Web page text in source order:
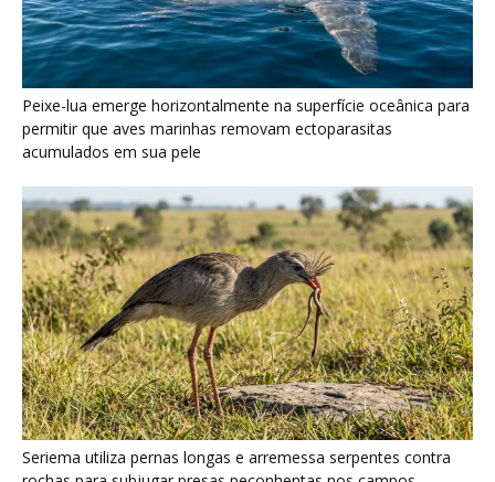
Seriema utiliza pernas longas e arremessa serpentes contra
rochas para subjugar presas peçonhentas nos campos
Poraquê sincroniza descargas elétricas em grupo para
amplificar campo elétrico e atordoar cardumes de peixes
maiores na Amazônia